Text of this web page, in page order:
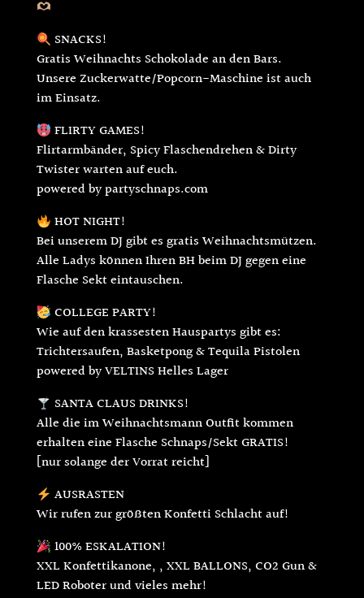
SNACKS!
Gratis Weihnachts Schokolade an den Bars.
Unsere Zuckerwatte/Popcorn-Maschine ist auch
im Einsatz.
FLIRTY GAMES!
Flirtarmbänder, Spicy Flaschendrehen & Dirty
Twister warten auf euch.
powered by partyschnaps.com
HOT NIGHT!
Bei unserem DJ gibt es gratis Weihnachtsmützen.
Alle Ladys können Ihren BH beim DJ gegen eine
Flasche Sekt eintauschen.
COLLEGE PARTY!
Wie auf den krassesten Hauspartys gibt es:
Trichtersaufen, Basketpong & Tequila Pistolen
powered by VELTINS Helles Lager
SANTA CLAUS DRINKS!
Alle die im Weihnachtsmann Outfit kommen
erhalten eine Flasche Schnaps/Sekt GRATIS!
[nur solange der Vorrat reicht]
AUSRASTEN
Wir rufen zur größten Konfetti Schlacht auf!
100% ESKALATION!
XXL Konfettikanone, , XXL BALLONS, CO2 Gun &
LED Roboter und vieles mehr!